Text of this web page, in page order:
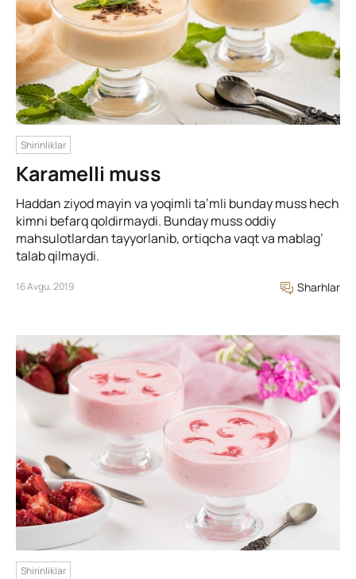
Shirinliklar
Karamelli muss
Haddan ziyod mayin va yoqimli ta’mli bunday muss hech
kimni befarq qoldirmaydi. Bunday muss oddiy
mahsulotlardan tayyorlanib, ortiqcha vaqt va mablag’
talab qilmaydi.
16 Avgu, 2019 Sharhlar
Shirinliklar